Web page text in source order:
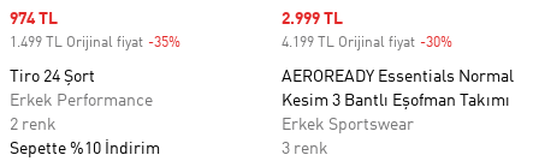
Sale price
974 TL
1.499 TL Orijinal fiyat -35%
Tiro 24 Şort
Erkek Performance
2 renk
Sepette %10 İndirim
Sale price
2.999 TL
4.199 TL Orijinal fiyat -30%
AEROREADY Essentials Normal
Kesim 3 Bantlı Eşofman Takımı
Erkek Sportswear
3 renk